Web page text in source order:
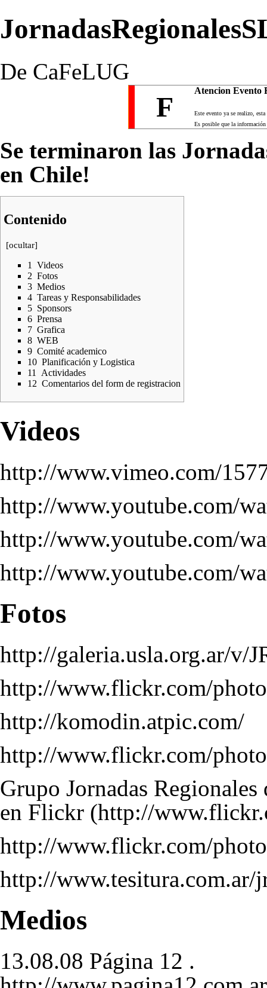
De CaFeLUG
F
Atencion Evento
Este evento ya se realizo,
Es posible que la
Se terminaron las
en Chile!
Contenido
[ocultar]
1
Videos
2 Fotos
3 Medios
4 Tareas y Responsabilidades
5 Sponsors
6 Prensa
7 Grafica
8 WEB
9 Comité academico
10 Planificación y Logistica
11
Actividades
12 Comentarios del form de registracion
Videos
http://www.vimeo.com/
http://www.youtube.com/
http://www.youtube.com/
http://www.youtube.com/
Fotos
http://galeria.usla.org.ar/v/
http://www.flickr.com/
http://komodin.atpic.com/
http://www.flickr.com/
Grupo Jornadas
en Flickr
http://www.flickr.com/
http://www.tesitura.com.ar/
Medios
13.08.08 Página 12 .